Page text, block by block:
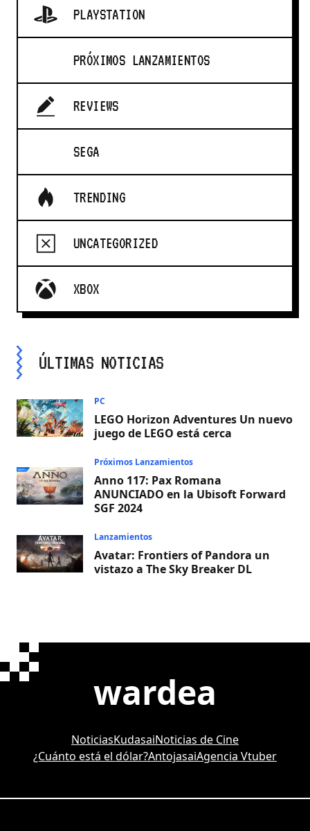
PLAYSTATION
PRÓXIMOS LANZAMIENTOS
REVIEWS
SEGA
TRENDING
UNCATEGORIZED
XBOX
ÚLTIMAS NOTICIAS
PC
LEGO Horizon Adventures Un nuevo
juego de LEGO está cerca
Próximos Lanzamientos
Anno 117: Pax Romana
ANUNCIADO en la Ubisoft Forward
SGF 2024
Lanzamientos
Avatar: Frontiers of Pandora un
vistazo a The Sky Breaker DL
wardea
NoticiasKudasaiNoticias de Cine
¿Cuánto está el dólar?AntojasaiAgencia Vtuber